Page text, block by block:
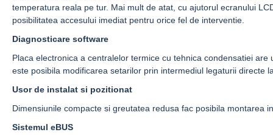
temperatura reala pe tur. Mai mult de atat, cu ajutorul ecranului
posibilitatea accesului imediat pentru orice fel de interventie.
Diagnosticare software
Placa electronica a centralelor termice cu tehnica condensatiei
este posibila modificarea setarilor prin intermediul legaturii directe
Usor de instalat si pozitionat
Dimensiunile compacte si greutatea redusa fac posibila montarea
Sistemul eBUS